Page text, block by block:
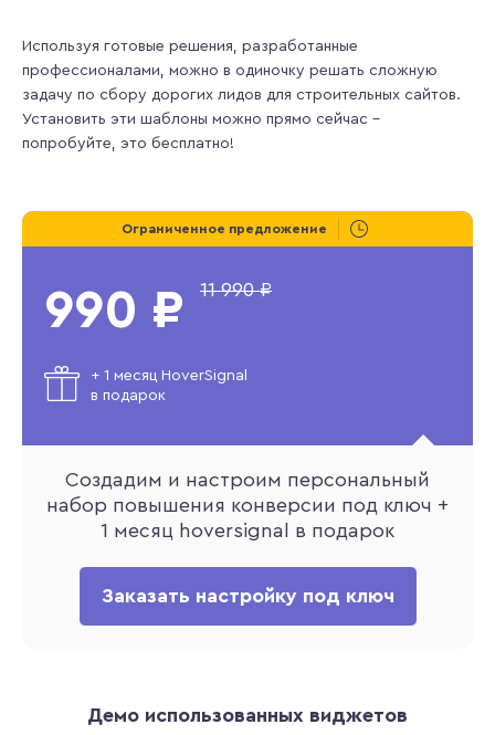
Используя готовые решения, разработанные
профессионалами, можно в одиночку решать сложную
задачу по сбору дорогих лидов для строительных сайтов.
Установить эти шаблоны можно прямо сейчас –
попробуйте, это бесплатно!
Ограниченное предложение
Создадим и настроим персональный
набор повышения конверсии под ключ +
1 месяц hoversignal в подарок
Заказать настройку под ключ
990 ₽ 11 990 ₽
+ 1 месяц HoverSignal
в подарок
Демо использованных виджетов